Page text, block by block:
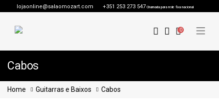
lojaonline@salaomozart.com +351 253 273 547 Chamada para rede fixa nacional
0
Cabos
Home Guitarras e Baixos Cabos